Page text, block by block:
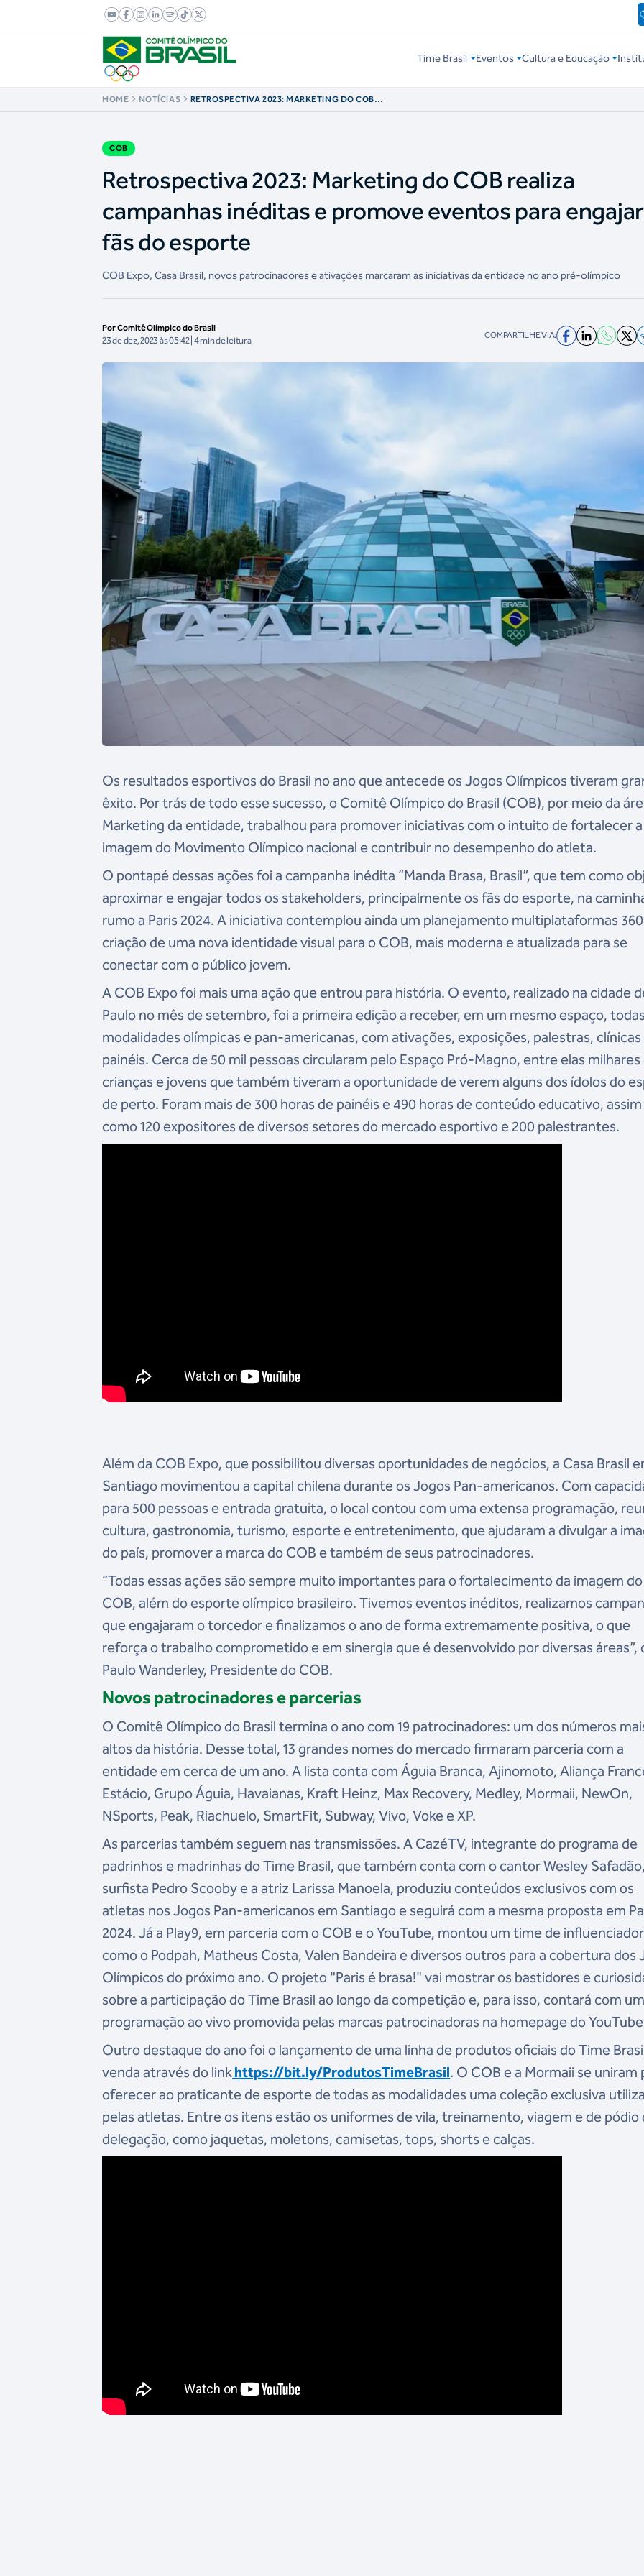
Time Brasil Eventos Cultura e Educação
HOME NOTÍCIAS
RETROSPECTIVA 2023: MARKETING DO COB
COB
Retrospectiva 2023: Marketing do COB realiza
campanhas inéditas e promove eventos para
fãs do esporte
COB Expo, Casa Brasil, novos patrocinadores e ativações marcaram as iniciativas da entidade no ano pré-olímpico
Por Comitê Olímpico do Brasil
23 de dez, 2023 às 05:42 | 4 min de leitura COMPARTILHE VIA:
Os resultados esportivos do Brasil no ano que antecede os Jogos Olímpicos tiveram
êxito. Por trás de todo esse sucesso, o Comitê Olímpico do Brasil (COB), por meio da
Marketing da entidade, trabalhou para promover iniciativas com o intuito de fortalecer a
imagem do Movimento Olímpico nacional e contribuir no desempenho do atleta.
O pontapé dessas ações foi a campanha inédita “Manda Brasa, Brasil”, que tem como
aproximar e engajar todos os stakeholders, principalmente os fãs do esporte, na
rumo a Paris 2024. A iniciativa contemplou ainda um planejamento multiplataformas
criação de uma nova identidade visual para o COB, mais moderna e atualizada para se
conectar com o público jovem.
A COB Expo foi mais uma ação que entrou para história. O evento, realizado na cidade
Paulo no mês de setembro, foi a primeira edição a receber, em um mesmo espaço,
modalidades olímpicas e pan-americanas, com ativações, exposições, palestras, clínicas
painéis. Cerca de 50 mil pessoas circularam pelo Espaço Pró-Magno, entre elas milhares
crianças e jovens que também tiveram a oportunidade de verem alguns dos ídolos do
de perto. Foram mais de 300 horas de painéis e 490 horas de conteúdo educativo, assim
como 120 expositores de diversos setores do mercado esportivo e 200 palestrantes.
Além da COB Expo, que possibilitou diversas oportunidades de negócios, a Casa Brasil
Santiago movimentou a capital chilena durante os Jogos Pan-americanos. Com
para 500 pessoas e entrada gratuita, o local contou com uma extensa programação,
cultura, gastronomia, turismo, esporte e entretenimento, que ajudaram a divulgar a
do país, promover a marca do COB e também de seus patrocinadores.
“Todas essas ações são sempre muito importantes para o fortalecimento da imagem do
COB, além do esporte olímpico brasileiro. Tivemos eventos inéditos, realizamos
que engajaram o torcedor e finalizamos o ano de forma extremamente positiva, o que
reforça o trabalho comprometido e em sinergia que é desenvolvido por diversas áreas”,
Paulo Wanderley, Presidente do COB.
Novos patrocinadores e parcerias
O Comitê Olímpico do Brasil termina o ano com 19 patrocinadores: um dos números
altos da história. Desse total, 13 grandes nomes do mercado firmaram parceria com a
entidade em cerca de um ano. A lista conta com Águia Branca, Ajinomoto, Aliança
Estácio, Grupo Águia, Havaianas, Kraft Heinz, Max Recovery, Medley, Mormaii, NewOn,
NSports, Peak, Riachuelo, SmartFit, Subway, Vivo, Voke e XP.
As parcerias também seguem nas transmissões. A CazéTV, integrante do programa de
padrinhos e madrinhas do Time Brasil, que também conta com o cantor Wesley
surfista Pedro Scooby e a atriz Larissa Manoela, produziu conteúdos exclusivos com os
atletas nos Jogos Pan-americanos em Santiago e seguirá com a mesma proposta em
2024. Já a Play9, em parceria com o COB e o YouTube, montou um time de
como o Podpah, Matheus Costa, Valen Bandeira e diversos outros para a cobertura dos
Olímpicos do próximo ano. O projeto "Paris é brasa!" vai mostrar os bastidores e
sobre a participação do Time Brasil ao longo da competição e, para isso, contará com
programação ao vivo promovida pelas marcas patrocinadoras na homepage do
Outro destaque do ano foi o lançamento de uma linha de produtos oficiais do Time
venda através do linkhttps://bit.ly/ProdutosTimeBrasil. O COB e a Mormaii se uniram
oferecer ao praticante de esporte de todas as modalidades uma coleção exclusiva
pelas atletas. Entre os itens estão os uniformes de vila, treinamento, viagem e de pódio
delegação, como jaquetas, moletons, camisetas, tops, shorts e calças.